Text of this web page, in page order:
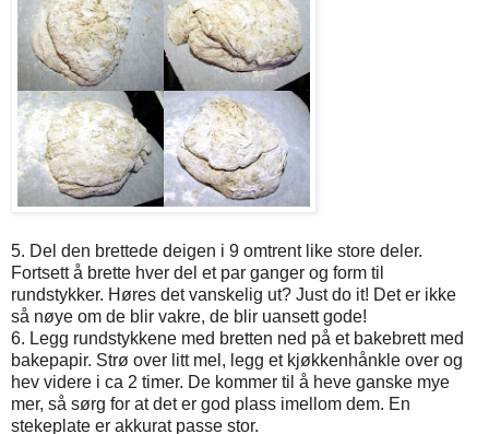
5. Del den brettede deigen i 9 omtrent like store deler.
Fortsett å brette hver del et par ganger og form til
rundstykker. Høres det vanskelig ut? Just do it! Det er ikke
så nøye om de blir vakre, de blir uansett gode!
6. Legg rundstykkene med bretten ned på et bakebrett med
bakepapir. Strø over litt mel, legg et kjøkkenhånkle over og
hev videre i ca 2 timer. De kommer til å heve ganske mye
mer, så sørg for at det er god plass imellom dem. En
stekeplate er akkurat passe stor.